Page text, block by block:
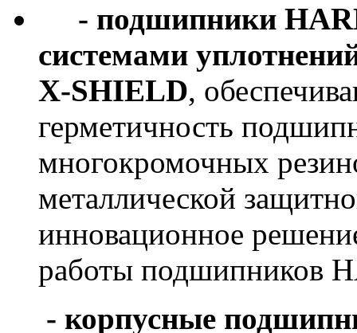
- подшипники
системами
X-SHIELD,
герметичность
многокромочных
металлической
инновационное
работы подшипников
- корпусные